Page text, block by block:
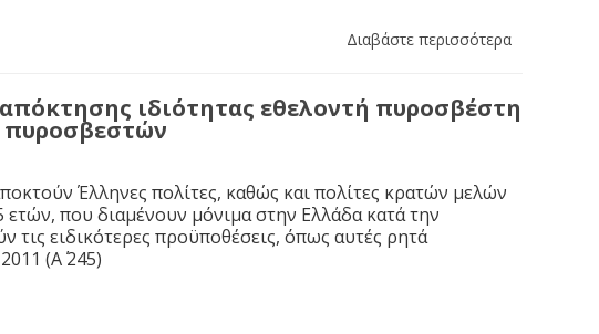
Διαβάστε περισσότερα
ιδιότητας εθελοντή πυροσβέστη
πυροσβεστών
Έλληνες πολίτες, καθώς και πολίτες κρατών μελών
που διαμένουν μόνιμα στην Ελλάδα κατά την
τις ειδικότερες προϋποθέσεις, όπως αυτές ρητά
(Α΄ 245)